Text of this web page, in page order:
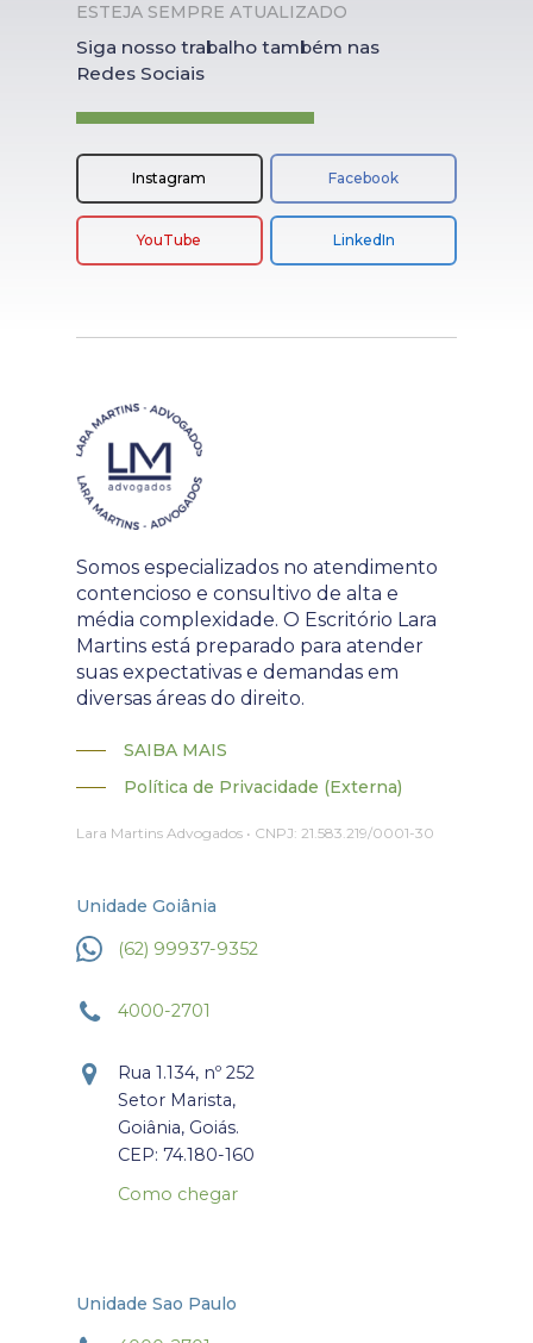
ESTEJA SEMPRE ATUALIZADO
Siga nosso trabalho também nas
Redes Sociais
Instagram Facebook
YouTube LinkedIn
Somos especializados no atendimento
contencioso e consultivo de alta e
média complexidade. O Escritório Lara
Martins está preparado para atender
suas expectativas e demandas em
diversas áreas do direito.
SAIBA MAIS
Política de Privacidade (Externa)
Lara Martins Advogados • CNPJ: 21.583.219/0001-30
Unidade Goiânia
(62) 99937-9352
4000-2701
Rua 1.134, nº 252
Setor Marista,
Goiânia, Goiás.
CEP: 74.180-160
Como chegar
Unidade Sao Paulo